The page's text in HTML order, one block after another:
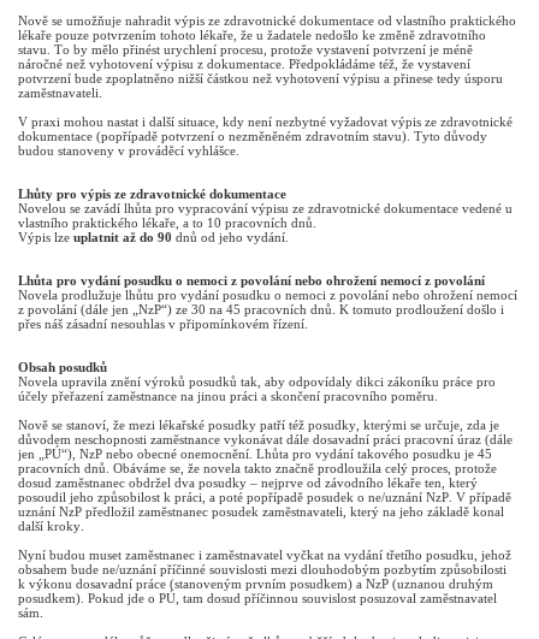
Nově se umožňuje nahradit výpis ze zdravotnické dokumentace od vlastního praktického
lékaře pouze potvrzením tohoto lékaře, že u žadatele nedošlo ke změně zdravotního
stavu. To by mělo přinést urychlení procesu, protože vystavení potvrzení je méně
náročné než vyhotovení výpisu z dokumentace. Předpokládáme též, že vystavení
potvrzení bude zpoplatněno nižší částkou než vyhotovení výpisu a přinese tedy úsporu
zaměstnavateli.
V praxi mohou nastat i další situace, kdy není nezbytné vyžadovat výpis ze zdravotnické
dokumentace (popřípadě potvrzení o nezměněném zdravotním stavu). Tyto důvody
budou stanoveny v prováděcí vyhlášce.
Lhůty pro výpis ze zdravotnické dokumentace
Novelou se zavádí lhůta pro vypracování výpisu ze zdravotnické dokumentace vedené u
vlastního praktického lékaře, a to 10 pracovních dnů.
Výpis lze uplatnit až do 90 dnů od jeho vydání.
Lhůta pro vydání posudku o nemoci z povolání nebo ohrožení nemocí z povolání
Novela prodlužuje lhůtu pro vydání posudku o nemoci z povolání nebo ohrožení nemocí
z povolání (dále jen „NzP“) ze 30 na 45 pracovních dnů. K tomuto prodloužení došlo i
přes náš zásadní nesouhlas v připomínkovém řízení.
Obsah posudků
Novela upravila znění výroků posudků tak, aby odpovídaly dikci zákoníku práce pro
účely přeřazení zaměstnance na jinou práci a skončení pracovního poměru.
Nově se stanoví, že mezi lékařské posudky patří též posudky, kterými se určuje, zda je
důvodem neschopnosti zaměstnance vykonávat dále dosavadní práci pracovní úraz (dále
jen „PÚ“), NzP nebo obecné onemocnění. Lhůta pro vydání takového posudku je 45
pracovních dnů. Obáváme se, že novela takto značně prodloužila celý proces, protože
dosud zaměstnanec obdržel dva posudky – nejprve od závodního lékaře ten, který
posoudil jeho způsobilost k práci, a poté popřípadě posudek o ne/uznání NzP. V případě
uznání NzP předložil zaměstnanec posudek zaměstnavateli, který na jeho základě konal
další kroky.
Nyní budou muset zaměstnanec i zaměstnavatel vyčkat na vydání třetího posudku, jehož
obsahem bude ne/uznání příčinné souvislosti mezi dlouhodobým pozbytím způsobilosti
k výkonu dosavadní práce (stanoveným prvním posudkem) a NzP (uznanou druhým
posudkem). Pokud jde o PÚ, tam dosud příčinnou souvislost posuzoval zaměstnavatel
sám.